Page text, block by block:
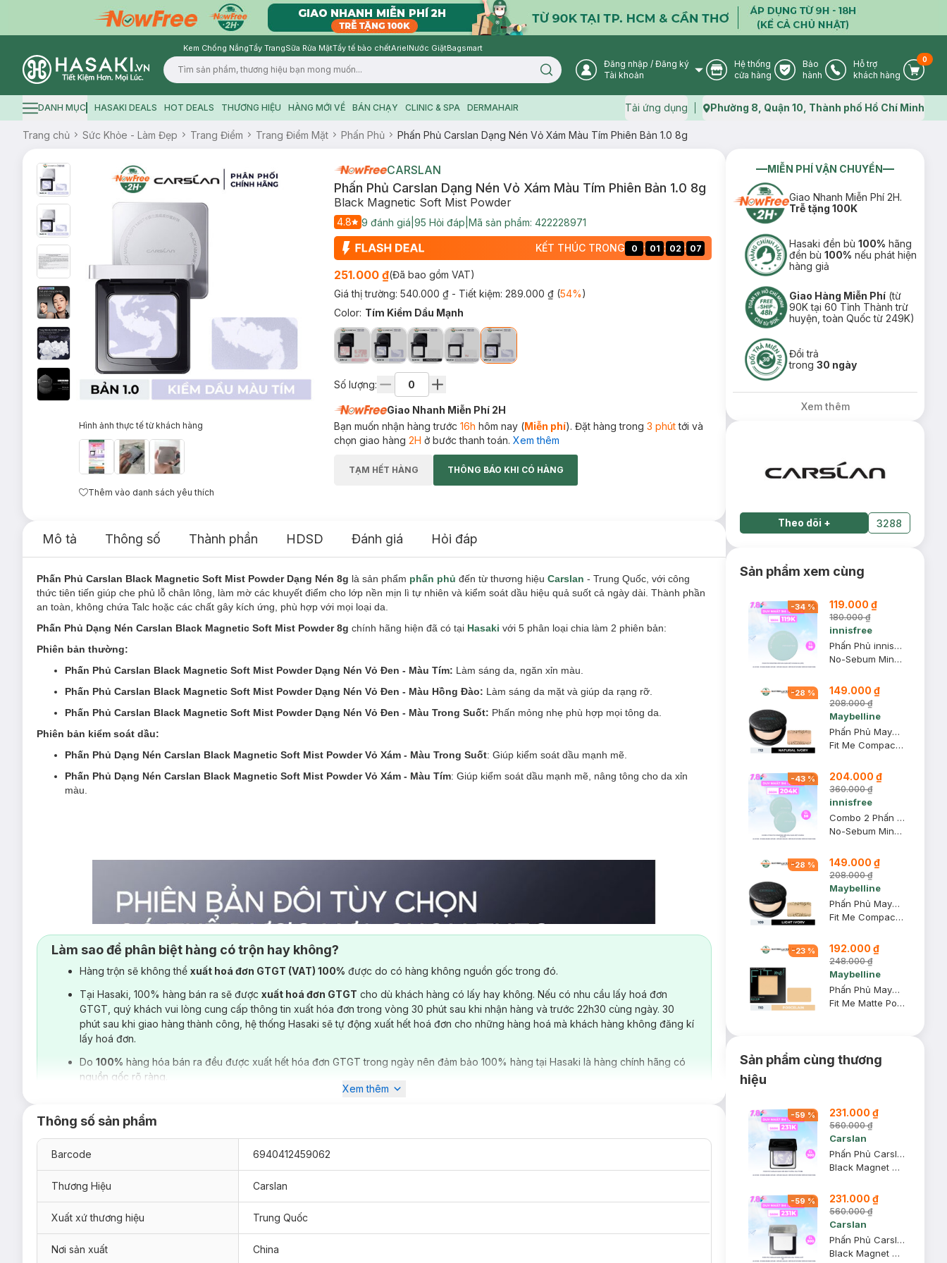
Kem Chống NắngTẩy TrangSữa Rửa MặtTẩy tế bào chếtArielNước GiặtBagsmart
Logo
Search icon User Icon
Đăng nhập / Đăng ký
Tài khoản
Store Icon
Hệ thống
cửa hàng
Warranty Icon
Bảo
hành
Phone Icon
Hỗ trợ
khách hàng
Cart
0
Hamburger icon
DANH MỤC HASAKI DEALS HOT DEALS THƯƠNG HIỆU HÀNG MỚI VỀ BÁN CHẠY CLINIC & SPA DERMAHAIR Tải ứng dụng Map icon
Phường 8, Quận 10, Thành phố Hồ Chí Minh
Trang chủ Sức Khỏe - Làm Đẹp Trang Điểm Trang Điểm Mặt Phấn Phủ Phấn Phủ Carslan Dạng Nén Vỏ Xám Màu Tím Phiên Bản 1.0 8g
Hình ảnh thực tế từ khách hàng
Thêm vào danh sách yêu thích
CARSLAN
Phấn Phủ Carslan Dạng Nén Vỏ Xám Màu Tím Phiên Bản 1.0 8g
Black Magnetic Soft Mist Powder
4.8 9 đánh giá 95 Hỏi đáp Mã sản phẩm: 422228971
KẾT THÚC TRONG 0 : 01 : 02 : 06
251.000 ₫(Đã bao gồm VAT)
Giá thị trường: 540.000 ₫ - Tiết kiệm: 289.000 ₫(54%)
Color: Tím Kiềm Dầu Mạnh
Số lượng:
Giao Nhanh Miễn Phí 2H
Bạn muốn nhận hàng trước 16h hôm nay (Miễn phí). Đặt hàng trong 3 phúttới và
chọn giao hàng 2H ở bước thanh toán. Xem thêm
TẠM HẾT HÀNG THÔNG BÁO KHI CÓ HÀNG
Mô tả Thông số Thành phần HDSD Đánh giá Hỏi đáp
Phấn Phủ Carslan Black Magnetic Soft Mist Powder Dạng Nén 8g là sản phẩm phấn phủ đến từ thương hiệu Carslan - Trung Quốc, với công
thức tiên tiến giúp che phủ lỗ chân lông, làm mờ các khuyết điểm cho lớp nền mịn lì tự nhiên và kiểm soát dầu hiệu quả suốt cả ngày dài. Thành phần
an toàn, không chứa Talc hoặc các chất gây kích ứng, phù hợp với mọi loại da.
Phấn Phủ Dạng Nén Carslan Black Magnetic Soft Mist Powder 8g chính hãng hiện đã có tại Hasaki với 5 phân loại chia làm 2 phiên bản:
Phiên bản thường:
Phấn Phủ Carslan Black Magnetic Soft Mist Powder Dạng Nén Vỏ Đen - Màu Tím: Làm sáng da, ngăn xỉn màu.
Phấn Phủ Carslan Black Magnetic Soft Mist Powder Dạng Nén Vỏ Đen - Màu Hồng Đào: Làm sáng da mặt và giúp da rạng rỡ.
Phấn Phủ Carslan Black Magnetic Soft Mist Powder Dạng Nén Vỏ Đen - Màu Trong Suốt: Phấn mỏng nhẹ phù hợp mọi tông da.
Phiên bản kiểm soát dầu:
Phấn Phủ Dạng Nén Carslan Black Magnetic Soft Mist Powder Vỏ Xám - Màu Trong Suốt: Giúp kiểm soát dầu mạnh mẽ.
Phấn Phủ Dạng Nén Carslan Black Magnetic Soft Mist Powder Vỏ Xám - Màu Tím: Giúp kiểm soát dầu mạnh mẽ, nâng tông cho da xỉn
màu.
Làm sao để phân biệt hàng có trộn hay không?
Hàng trộn sẽ không thể xuất hoá đơn GTGT (VAT) 100% được do có hàng không nguồn gốc trong đó.
Tại Hasaki, 100% hàng bán ra sẽ được xuất hoá đơn GTGT cho dù khách hàng có lấy hay không. Nếu có nhu cầu lấy hoá đơn
GTGT, quý khách vui lòng cung cấp thông tin xuất hóa đơn trong vòng 30 phút sau khi nhận hàng và trước 22h30 cùng ngày. 30
phút sau khi giao hàng thành công, hệ thống Hasaki sẽ tự động xuất hết hoá đơn cho những hàng hoá mà khách hàng không đăng kí
lấy hoá đơn.
Do 100% hàng hóa bán ra đều được xuất hết hóa đơn GTGT trong ngày nên đảm bảo 100% hàng tại Hasaki là hàng chính hãng có
nguồn gốc rõ ràng.
Xem thêm
Thông số sản phẩm
Barcode 6940412459062
Thương Hiệu Carslan
Xuất xứ thương hiệu Trung Quốc
Nơi sản xuất China
MIỄN PHÍ VẬN CHUYỂN
Giao Nhanh Miễn Phí 2H.
Trễ tặng 100K
Hasaki đền bù100% hãng
đền bù100% nếu phát hiện
hàng giả
Giao Hàng Miễn Phí (từ
90K tại 60 Tỉnh Thành trừ
huyện, toàn Quốc từ 249K)
Đổi trả
trong30 ngày
Xem thêm
Theo dõi + 3288
Sản phẩm xem cùng
-34% 119.000 ₫
180.000 ₫
innisfree
Phấn Phủ innisfree Kiềm Dầu Dạng Bột Khoáng 5g (Mới)
No-Sebum Mineral Powder
-28 % 149.000 ₫
208.000 ₫
Maybelline
Phấn Phủ Maybelline Mịn Nhẹ Kiềm Dầu Chống Nắng 6g #112
Fit Me Compact Powder SPF32 PA+++ #112 Natural Ivory
-43% 204.000 ₫
360.000 ₫
innisfree
Combo 2 Phấn Phủ innisfree Kiềm Dầu Dạng Bột Khoáng 5g (Mới)
No-Sebum Mineral Powder
-28 % 149.000 ₫
208.000 ₫
Maybelline
Phấn Phủ Maybelline Mịn Nhẹ Kiềm Dầu Chống Nắng 6g #109
Fit Me Compact Powder SPF32 PA+++ #109 Light Ivory
-23 % 192.000 ₫
248.000 ₫
Maybelline
Phấn Phủ Maybelline Mịn Lì Kiềm Dầu 110 Porcelain 8.5g
Fit Me Matte Poreless Powder
Sản phẩm cùng thương
hiệu
-59 % 231.000 ₫
560.000 ₫
Carslan
Phấn Phủ Carslan Dạng Nén Bản Thường Màu Tím 8g
Black Magnet Soft Focus Powder 2.0 - 01 Light Purple
-59 % 231.000 ₫
560.000 ₫
Carslan
Phấn Phủ Carslan Dạng Nén Kiềm Dầu Màu Trong Suốt 8g
Black Magnet Soft Focus Powder 2.0